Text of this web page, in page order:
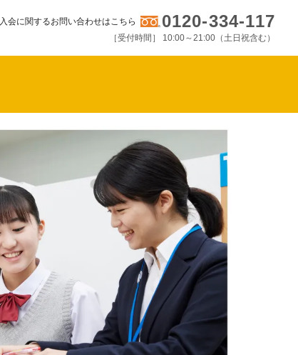
入会に関するお問い合わせはこちら 0120-334-117
［受付時間］ 10:00～21:00（土日祝含む）